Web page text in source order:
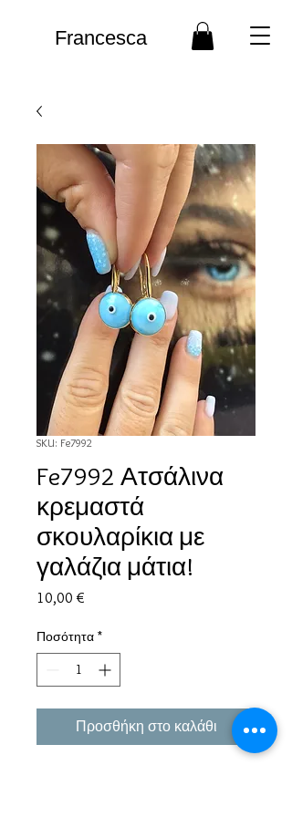
Francesca
SKU: Fe7992
Fe7992 Ατσάλινα
κρεμαστά
σκουλαρίκια με
γαλάζια μάτια!
10,00 €
Ποσότητα *
Προσθήκη στο καλάθι